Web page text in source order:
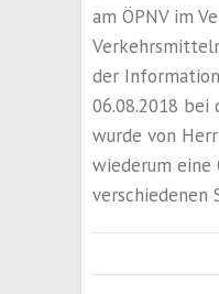
am ÖPNV im
der
06.08.2018 bei
wurde von
wiederum eine
verschiedenen